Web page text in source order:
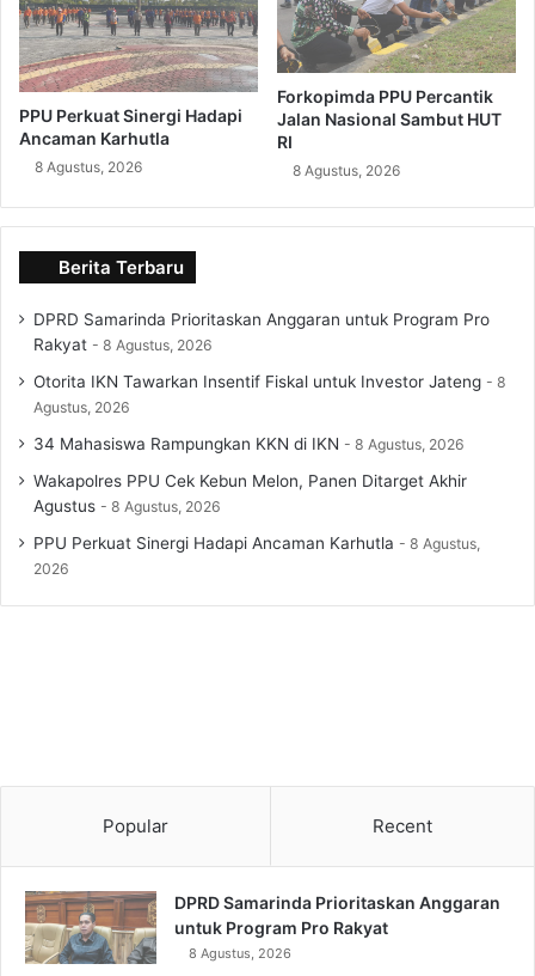
PPU Perkuat Sinergi Hadapi
Ancaman Karhutla
8 Agustus, 2026
Forkopimda PPU Percantik
Jalan Nasional Sambut HUT
RI
8 Agustus, 2026
Berita Terbaru
DPRD Samarinda Prioritaskan Anggaran untuk Program Pro
Rakyat
8 Agustus, 2026
Otorita IKN Tawarkan Insentif Fiskal untuk Investor Jateng
8
Agustus, 2026
34 Mahasiswa Rampungkan KKN di IKN 8 Agustus, 2026
Wakapolres PPU Cek Kebun Melon, Panen Ditarget Akhir
Agustus
8 Agustus, 2026
PPU Perkuat Sinergi Hadapi Ancaman Karhutla
8 Agustus,
2026
Popular Recent
DPRD Samarinda Prioritaskan Anggaran
untuk Program Pro Rakyat
8 Agustus, 2026